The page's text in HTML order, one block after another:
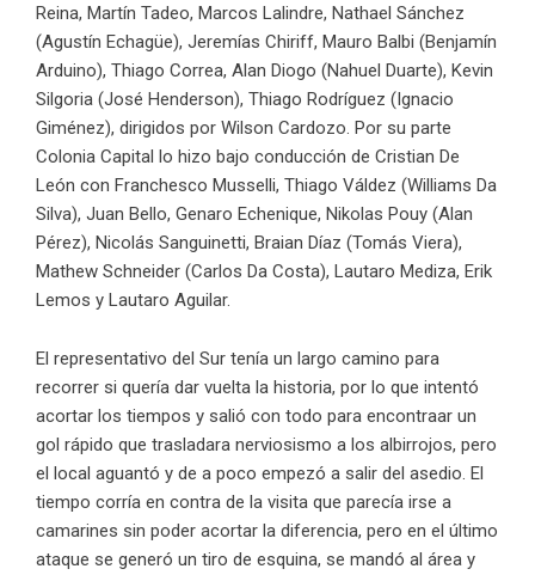
Reina, Martín Tadeo, Marcos Lalindre, Nathael Sánchez
(Agustín Echagüe), Jeremías Chiriff, Mauro Balbi (Benjamín
Arduino), Thiago Correa, Alan Diogo (Nahuel Duarte), Kevin
Silgoria (José Henderson), Thiago Rodríguez (Ignacio
Giménez), dirigidos por Wilson Cardozo. Por su parte
Colonia Capital lo hizo bajo conducción de Cristian De
León con Franchesco Musselli, Thiago Váldez (Williams Da
Silva), Juan Bello, Genaro Echenique, Nikolas Pouy (Alan
Pérez), Nicolás Sanguinetti, Braian Díaz (Tomás Viera),
Mathew Schneider (Carlos Da Costa), Lautaro Mediza, Erik
Lemos y Lautaro Aguilar.
El representativo del Sur tenía un largo camino para
recorrer si quería dar vuelta la historia, por lo que intentó
acortar los tiempos y salió con todo para encontraar un
gol rápido que trasladara nerviosismo a los albirrojos, pero
el local aguantó y de a poco empezó a salir del asedio. El
tiempo corría en contra de la visita que parecía irse a
camarines sin poder acortar la diferencia, pero en el último
ataque se generó un tiro de esquina, se mandó al área y